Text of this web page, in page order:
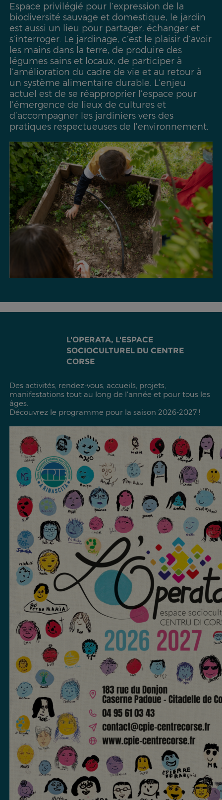
Espace privilégié pour l’expression de la
biodiversité sauvage et domestique, le jardin
est aussi un lieu pour partager, échanger et
s’interroger. Le jardinage, c’est le plaisir d’avoir
les mains dans la terre, de produire des
légumes sains et locaux, de participer à
l’amélioration du cadre de vie et au retour à
un système alimentaire durable. L’enjeu
actuel est de se réapproprier l’espace pour
l’émergence de lieux de cultures et
d’accompagner les jardiniers vers des
pratiques respectueuses de l’environnement.
L'OPERATA, L'ESPACE
SOCIOCULTUREL DU CENTRE
CORSE
Des activités, rendez-vous, accueils, projets,
manifestations tout au long de l'année et pour tous les
âges.
Découvrez le programme pour la saison 2026-2027 !